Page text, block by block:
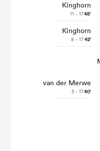
Kinghorn
11 - 1748'
Kinghorn
8 - 1742'
van der Merwe
5 - 1740'